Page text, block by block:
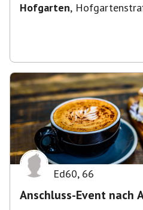
Hofgarten,
Ed60, 66
Anschluss-Event nach